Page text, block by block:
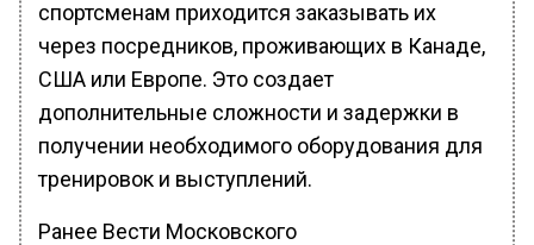
спортсменам приходится заказывать их
через посредников, проживающих в Канаде,
США или Европе. Это создает
дополнительные сложности и задержки в
получении необходимого оборудования для
тренировок и выступлений.
Ранее Вести Московского